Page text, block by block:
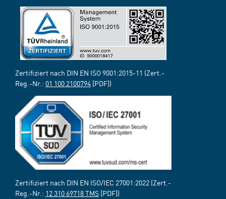
Zertifiziert nach DIN EN ISO 9001:2015-11 (Zert.-
Reg.-Nr.: 01 100 2100794 [PDF])
Zertifiziert nach DIN EN ISO/IEC 27001:2022 (Zert.-
Reg.-Nr.: 12 310 69718 TMS [PDF])